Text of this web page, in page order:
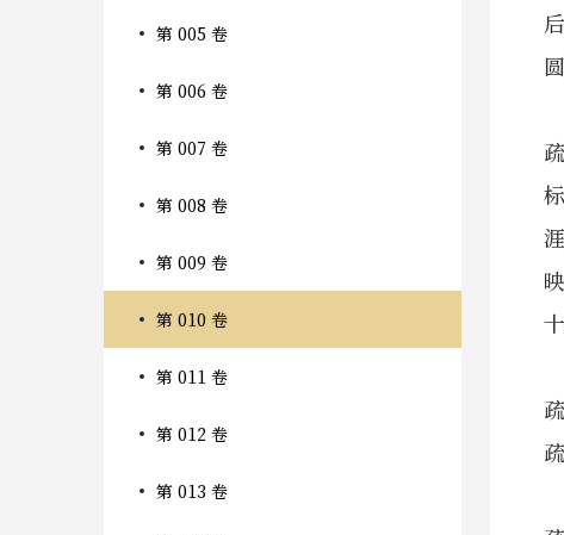
第 005 卷
第 006 卷
第 007 卷
第 008 卷
第 009 卷
第 010 卷
第 011 卷
第 012 卷
第 013 卷